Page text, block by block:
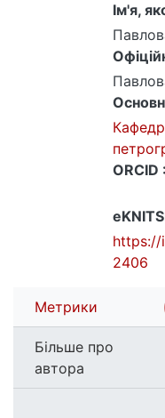
Ім'я,
ORCID :
https://
2406
Метрики
Більше про
автора